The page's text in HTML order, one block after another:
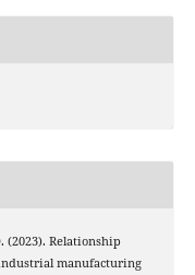
(2023). Relationship
manufacturing